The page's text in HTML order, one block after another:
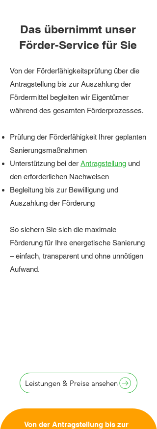
Das übernimmt unser
Förder-Service für Sie
Von der Förderfähigkeitsprüfung über die
Antragstellung bis zur Auszahlung der
Fördermittel begleiten wir Eigentümer
während des gesamten Förderprozesses.
Prüfung der Förderfähigkeit Ihrer geplanten
Sanierungsmaßnahmen
Unterstützung bei der Antragstellung und
den erforderlichen Nachweisen
Begleitung bis zur Bewilligung und
Auszahlung der Förderung
So sichern Sie sich die maximale
Förderung für Ihre energetische Sanierung
– einfach, transparent und ohne unnötigen
Aufwand.
Leistungen & Preise ansehen
Von der Antragstellung bis zur